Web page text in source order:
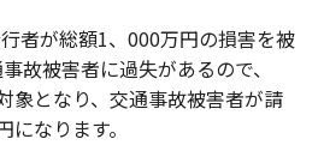
者が総額1、000万円の損害を被
故被害者に過失があるので、
象となり、交通事故被害者が請
なります。